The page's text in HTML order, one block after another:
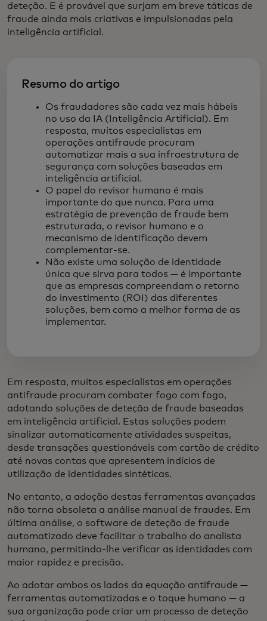
deteção. E é provável que surjam em breve táticas de
fraude ainda mais criativas e impulsionadas pela
inteligência artificial.
Resumo do artigo
Os fraudadores são cada vez mais hábeis
no uso da IA (Inteligência Artificial). Em
resposta, muitos especialistas em
operações antifraude procuram
automatizar mais a sua infraestrutura de
segurança com soluções baseadas em
inteligência artificial.
O papel do revisor humano é mais
importante do que nunca. Para uma
estratégia de prevenção de fraude bem
estruturada, o revisor humano e o
mecanismo de identificação devem
complementar-se.
Não existe uma solução de identidade
única que sirva para todos — é importante
que as empresas compreendam o retorno
do investimento (ROI) das diferentes
soluções, bem como a melhor forma de as
implementar.
Em resposta, muitos especialistas em operações
antifraude procuram combater fogo com fogo,
adotando soluções de deteção de fraude baseadas
em inteligência artificial. Estas soluções podem
sinalizar automaticamente atividades suspeitas,
desde transações questionáveis com cartão de crédito
até novas contas que apresentem indícios de
utilização de identidades sintéticas.
No entanto, a adoção destas ferramentas avançadas
não torna obsoleta a análise manual de fraudes. Em
última análise, o software de deteção de fraude
automatizado deve facilitar o trabalho do analista
humano, permitindo-lhe verificar as identidades com
maior rapidez e precisão.
Ao adotar ambos os lados da equação antifraude —
ferramentas automatizadas e o toque humano — a
sua organização pode criar um processo de deteção